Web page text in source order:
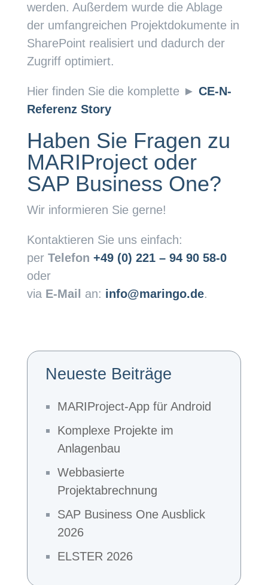
werden. Außerdem wurde die Ablage
der umfangreichen Projektdokumente in
SharePoint realisiert und dadurch der
Zugriff optimiert.
Hier finden Sie die komplette ► CE-N-
Referenz Story
Haben Sie Fragen zu
MARIProject oder
SAP Business One?
Wir informieren Sie gerne!
Kontaktieren Sie uns einfach:
per Telefon +49 (0) 221 – 94 90 58-0
oder
via E-Mail an: info@maringo.de.
Neueste Beiträge
MARIProject-App für Android
Komplexe Projekte im
Anlagenbau
Webbasierte
Projektabrechnung
SAP Business One Ausblick
2026
ELSTER 2026